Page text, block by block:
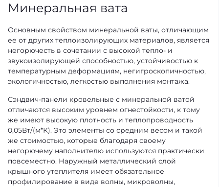
Минеральная вата
Основным свойством минеральной ваты, отличающим
ее от других теплоизолирующих материалов, является
негорючесть в сочетании с высокой тепло- и
звукоизолирующей способностью, устойчивостью к
температурным деформациям, негигроскопичностью,
экологичностью, легкостью выполнения монтажа.
Сэндвич-панели кровельные с минеральной ватой
отличаются высоким уровнем огнестойкости, к тому
же имеют высокую плотность и теплопроводность
0,05Вт/(м*К). Это элементы со средним весом и такой
же стоимостью, которые благодаря своему
негорючему наполнителю используются практически
повсеместно. Наружный металлический слой
крышного утеплителя имеет обязательное
профилирование в виде волны, микроволны,